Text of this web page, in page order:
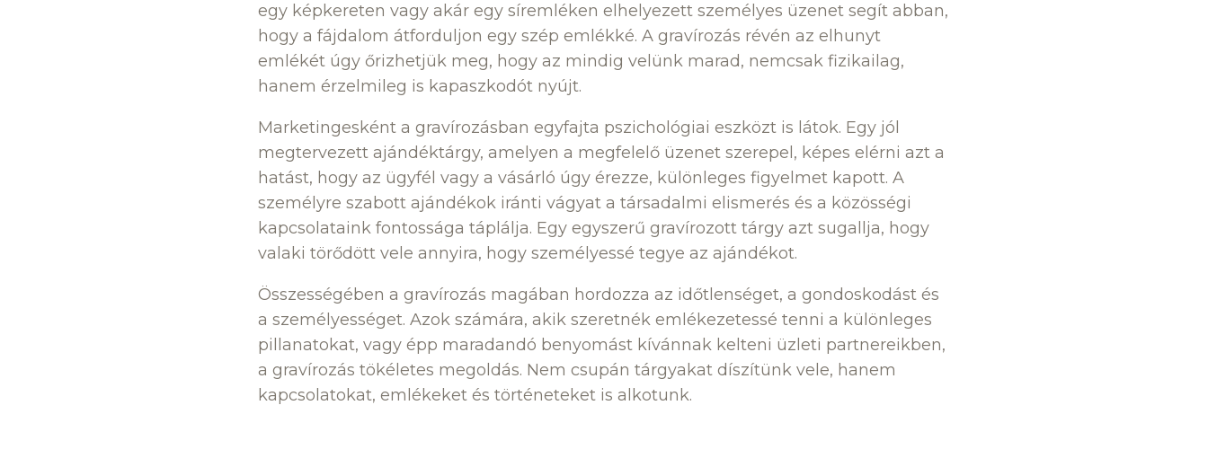
egy képkereten vagy akár egy síremléken elhelyezett személyes üzenet segít abban,
hogy a fájdalom átforduljon egy szép emlékké. A gravírozás révén az elhunyt
emlékét úgy őrizhetjük meg, hogy az mindig velünk marad, nemcsak fizikailag,
hanem érzelmileg is kapaszkodót nyújt.
Marketingesként a gravírozásban egyfajta pszichológiai eszközt is látok. Egy jól
megtervezett ajándéktárgy, amelyen a megfelelő üzenet szerepel, képes elérni azt a
hatást, hogy az ügyfél vagy a vásárló úgy érezze, különleges figyelmet kapott. A
személyre szabott ajándékok iránti vágyat a társadalmi elismerés és a közösségi
kapcsolataink fontossága táplálja. Egy egyszerű gravírozott tárgy azt sugallja, hogy
valaki törődött vele annyira, hogy személyessé tegye az ajándékot.
Összességében a gravírozás magában hordozza az időtlenséget, a gondoskodást és
a személyességet. Azok számára, akik szeretnék emlékezetessé tenni a különleges
pillanatokat, vagy épp maradandó benyomást kívánnak kelteni üzleti partnereikben,
a gravírozás tökéletes megoldás. Nem csupán tárgyakat díszítünk vele, hanem
kapcsolatokat, emlékeket és történeteket is alkotunk.